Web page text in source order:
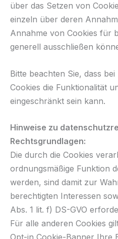
über das Setzen von
einzeln über deren
Annahme von Cookies für
generell ausschließen
Bitte beachten Sie, dass
Cookies die Funktionalität
eingeschränkt sein kann.
Hinweise zu
Rechtsgrundlagen:
Die durch die Cookies
ordnungsmäßige Funktion
werden, sind damit zur
berechtigten Interessen
Abs. 1 lit. f) DS-GVO
Für alle anderen Cookies